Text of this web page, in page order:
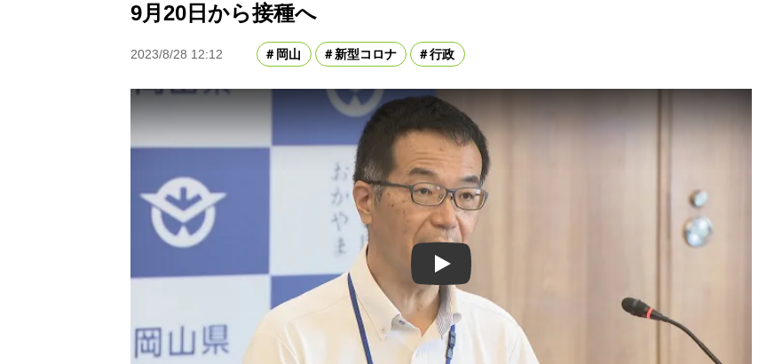
9月20日から接種へ
2023/8/28 12:12 岡山 新型コロナ 行政
Play